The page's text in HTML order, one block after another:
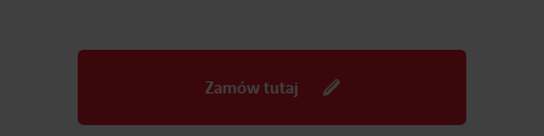
Zamów tutaj